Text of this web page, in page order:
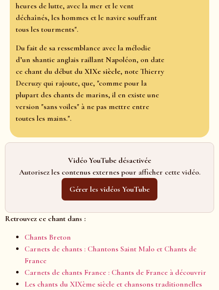
heures de lutte, avec la mer et le vent
déchaînés, les hommes et le navire souffrant
tous les tourments".
Du fait de sa ressemblance avec la mélodie
d’un shantie anglais raillant Napoléon, on date
ce chant du début du XIXe siècle, note Thierry
Decruzy qui rajoute, que, "comme pour la
plupart des chants de marins, il en existe une
version "sans voiles" à ne pas mettre entre
toutes les mains.".
Vidéo YouTube désactivée
Autorisez les contenus externes pour afficher cette vidéo.
Gérer les vidéos YouTube
Retrouvez ce chant dans :
Chants Breton
Carnets de chants : Chantons Saint Malo et Chants de
France
Carnets de chants France : Chants de France à découvrir
Les chants du XIXème siècle et chansons traditionnelles